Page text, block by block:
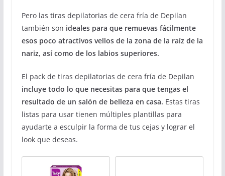
Pero las tiras depilatorias de cera fría de Depilan
también son ideales para que remuevas fácilmente
esos poco atractivos vellos de la zona de la raíz de la
nariz, así como de los labios superiores.
El pack de tiras depilatorias de cera fría de Depilan
incluye todo lo que necesitas para que tengas el
resultado de un salón de belleza en casa. Estas tiras
listas para usar tienen múltiples plantillas para
ayudarte a esculpir la forma de tus cejas y lograr el
look que deseas.